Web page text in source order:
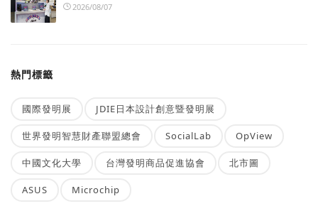
2026/08/07
熱門標籤
國際發明展 JDIE日本設計創意暨發明展
世界發明智慧財產聯盟總會 SocialLab OpView
中國文化大學 台灣發明商品促進協會 北市圖
ASUS Microchip